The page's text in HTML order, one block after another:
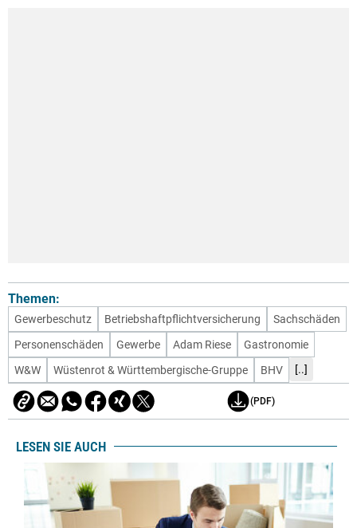
Themen:
Gewerbeschutz Betriebshaftpflichtversicherung
Sachschäden
Personenschäden
Gewerbe Adam Riese
Gastronomie
W&W
Wüstenrot & Württembergische-Gruppe BHV [..]
(PDF)
LESEN SIE AUCH